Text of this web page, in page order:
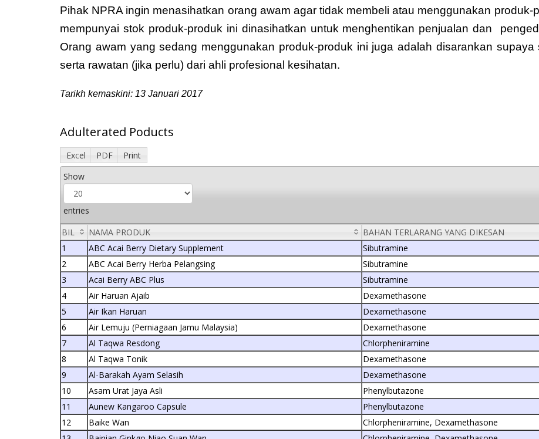
Pihak NPRA ingin menasihatkan orang awam agar tidak membeli atau menggunakan produk-
mempunyai stok produk-produk ini dinasihatkan untuk menghentikan penjualan dan
Orang awam yang sedang menggunakan produk-produk ini juga adalah disarankan
serta rawatan (jika perlu) dari ahli profesional kesihatan.
Tarikh kemaskini: 13 Januari 2017
Adulterated Poducts
Excel PDF
Print
Show
entries
BIL NAMA PRODUK
BAHAN TERLARANG YANG DIKESAN
1
ABC Acai Berry Dietary Supplement
Sibutramine
2
ABC Acai Berry Herba Pelangsing
Sibutramine
3
Acai Berry ABC Plus
Sibutramine
4
Air Haruan Ajaib
Dexamethasone
5
Air Ikan Haruan
Dexamethasone
6
Air Lemuju (Perniagaan Jamu Malaysia)
Dexamethasone
7
Al Taqwa Resdong
Chlorpheniramine
8
Al Taqwa Tonik
Dexamethasone
9
Al-Barakah Ayam Selasih
Dexamethasone
10
Asam Urat Jaya Asli
Phenylbutazone
11
Aunew Kangaroo Capsule
Phenylbutazone
12
Baike Wan
Chlorpheniramine, Dexamethasone